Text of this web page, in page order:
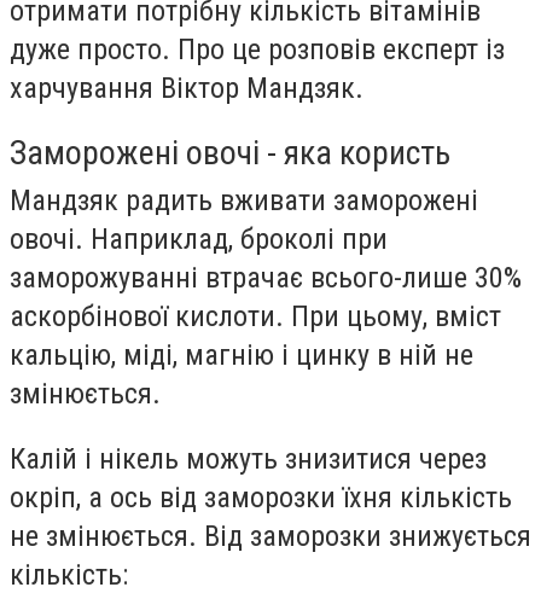
отримати потрібну кількість вітамінів
дуже просто. Про це розповів експерт із
харчування Віктор Мандзяк.
Заморожені овочі - яка користь
Мандзяк радить вживати заморожені
овочі. Наприклад, броколі при
заморожуванні втрачає всього-лише 30%
аскорбінової кислоти. При цьому, вміст
кальцію, міді, магнію і цинку в ній не
змінюється.
Калій і нікель можуть знизитися через
окріп, а ось від заморозки їхня кількість
не змінюється. Від заморозки знижується
кількість: